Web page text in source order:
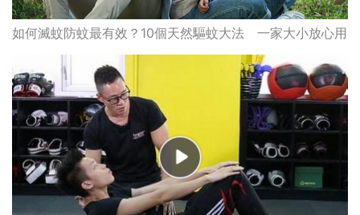
如何滅蚊防蚊最有效？10個天然驅蚊大法 一家大小放心用